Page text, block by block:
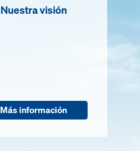
Nuestra visión
Más información